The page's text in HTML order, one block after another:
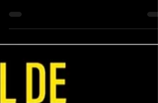
Internacional de Cante Flamenco de Lo
Ferro. Estas estuvieron relacionadas con
fuerte apuesta del Festival al patrimonio
cultural de nuestra Región con los trovos